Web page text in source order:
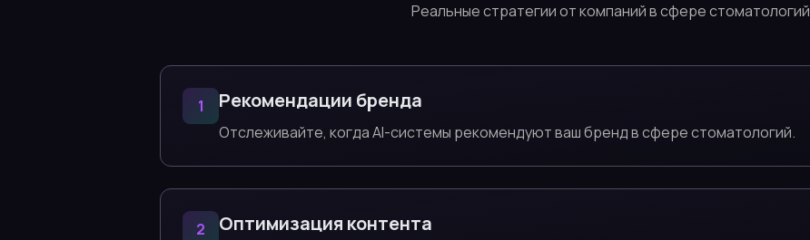
Реальные стратегии от компаний в сфере стоматологий
1 Рекомендации бренда
Отслеживайте, когда AI-системы рекомендуют ваш бренд в сфере стоматологий.
2 Оптимизация контента